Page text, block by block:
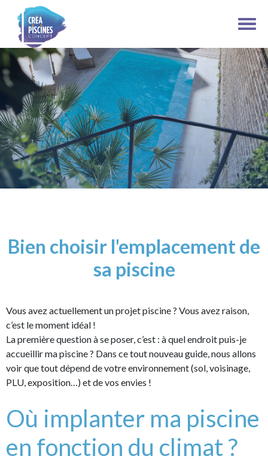
Bien choisir l'emplacement de
sa piscine
Vous avez actuellement un projet piscine ? Vous avez raison,
c’est le moment idéal !
La première question à se poser, c’est : à quel endroit puis-je
accueillir ma piscine ? Dans ce tout nouveau guide, nous allons
voir que tout dépend de votre environnement (sol, voisinage,
PLU, exposition…) et de vos envies !
Où implanter ma piscine
en fonction du climat ?